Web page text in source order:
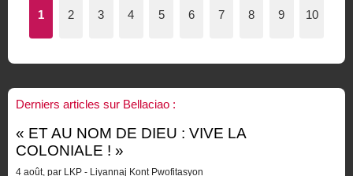
1 2 3 4 5 6 7 8 9 10
Derniers articles sur Bellaciao :
« ET AU NOM DE DIEU : VIVE LA
COLONIALE ! »
4 août, par LKP - Liyannaj Kont Pwofitasyon